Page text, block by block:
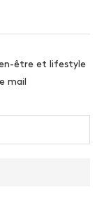
être et lifestyle
mail